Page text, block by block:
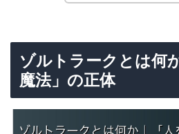
ゾルトラークとは何
魔法」の正体